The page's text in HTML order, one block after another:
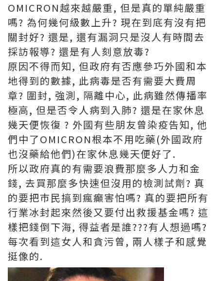
OMICRON越來越嚴重, 但是真的單純嚴重
嗎? 為何幾何級數上升? 現在到底有沒有把
關封好? 還是, 還有漏洞只是沒人有時間去
採訪報導? 還是有人刻意放毒?
原因不得而知, 但政府有否應參巧外國和本
地得到的數據, 此病毒是否有需要大費周
章? 圍封, 強測, 隔離中心, 此病雖然傳播率
極高, 但是否令人病到入肺? 還是在家休息
幾天便恢復 ? 外國有些朋友曾染疫告知, 他
們中了OMICRON根本不用吃藥(外國政府
也沒藥給他們)在家休息幾天便好了.
所以政府真的有需要浪費那麼多人力和金
錢, 去買那麼多快速但沒用的檢測試劑? 真
的要把巿民搞到瘋癲害怕嗎? 真的要把所有
行業冰封起來然後又要付出救援基金嗎? 這
樣把錢倒下海, 得益者是誰???有人想過嗎?
每次看到這女人和貪污曾, 兩人樣子和感覺
挺像的.